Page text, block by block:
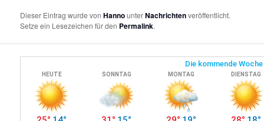
Dieser Eintrag wurde vonHannounterNachrichtenveröffentlicht.
Setze ein Lesezeichen für den Permalink.